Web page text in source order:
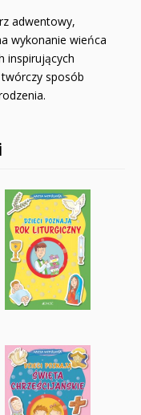
adwentowy,
wykonanie wieńca
inspirujących
sposób